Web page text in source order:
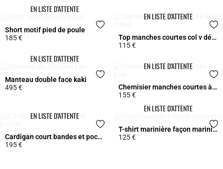
EN LISTE D’ATTENTE
Short motif pied de poule
185 €
EN LISTE D’ATTENTE
Top manches courtes col v détail nœud
115 €
EN LISTE D’ATTENTE
Manteau double face kaki
495 €
EN LISTE D’ATTENTE
Chemisier manches courtes à pois
155 €
EN LISTE D’ATTENTE
Cardigan court bandes et poches
195 €
EN LISTE D’ATTENTE
T-shirt marinière façon marinière
125 €